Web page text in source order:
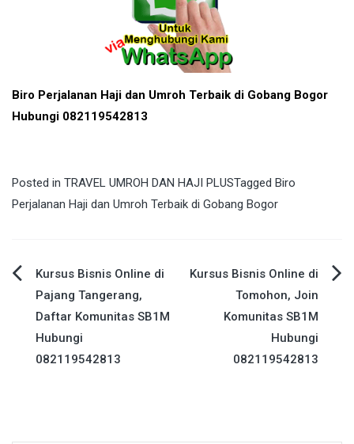
Biro Perjalanan Haji dan Umroh Terbaik di Gobang Bogor
Hubungi 082119542813
Posted in TRAVEL UMROH DAN HAJI PLUSTagged Biro
Perjalanan Haji dan Umroh Terbaik di Gobang Bogor
Post
navigation
Kursus Bisnis Online di
Pajang Tangerang,
Daftar Komunitas SB1M
Hubungi
082119542813
Kursus Bisnis Online di
Tomohon, Join
Komunitas SB1M
Hubungi
082119542813